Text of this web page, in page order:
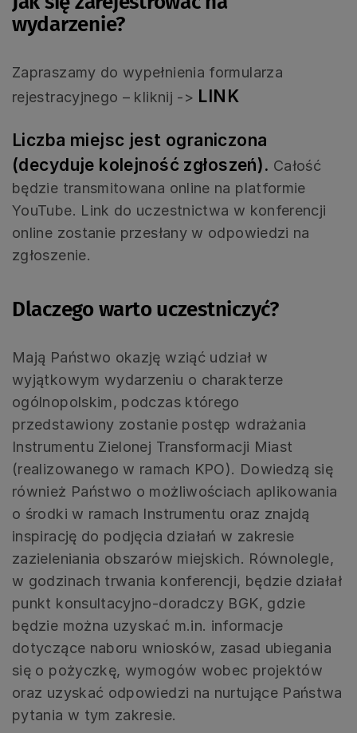
wydarzenie?
Zapraszamy do wypełnienia formularza
rejestracyjnego – kliknij -> LINK
Liczba miejsc jest ograniczona
(decyduje kolejność zgłoszeń). Całość
będzie transmitowana online na platformie
YouTube. Link do uczestnictwa w konferencji
online zostanie przesłany w odpowiedzi na
zgłoszenie.
Dlaczego warto uczestniczyć?
Mają Państwo okazję wziąć udział w
wyjątkowym wydarzeniu o charakterze
ogólnopolskim, podczas którego
przedstawiony zostanie postęp wdrażania
Instrumentu Zielonej Transformacji Miast
(realizowanego w ramach KPO). Dowiedzą się
również Państwo o możliwościach aplikowania
o środki w ramach Instrumentu oraz znajdą
inspirację do podjęcia działań w zakresie
zazieleniania obszarów miejskich. Równolegle,
w godzinach trwania konferencji, będzie działał
punkt konsultacyjno-doradczy BGK, gdzie
będzie można uzyskać m.in. informacje
dotyczące naboru wniosków, zasad ubiegania
się o pożyczkę, wymogów wobec projektów
oraz uzyskać odpowiedzi na nurtujące Państwa
pytania w tym zakresie.